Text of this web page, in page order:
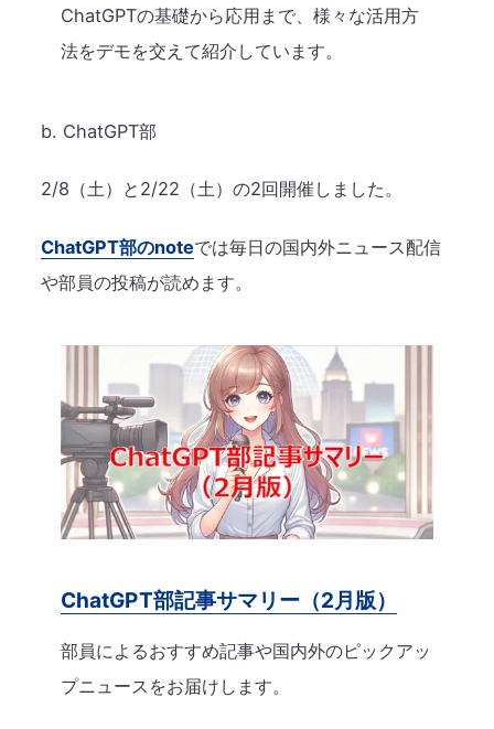
ChatGPTの基礎から応用まで、様々な活用方
法をデモを交えて紹介しています。
b. ChatGPT部
2/8（土）と2/22（土）の2回開催しました。
ChatGPT部のnoteでは毎日の国内外ニュース配信
や部員の投稿が読めます。
ChatGPT部記事サマリー（2月版）
部員によるおすすめ記事や国内外のピックアッ
プニュースをお届けします。